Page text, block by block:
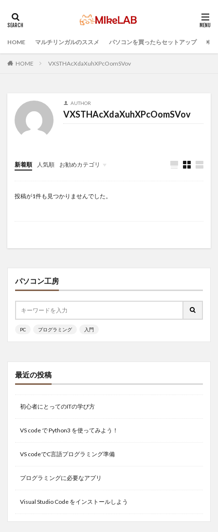
HOME マルチリンガルのススメ パソコンを買ったらセットアップ プ
HOME VXSTHAcXdaXuhXPcOomSVov
AUTHOR
VXSTHAcXdaXuhXPcOomSVov
新着順 人気順 お勧めカテゴリ
Infomation
投稿が1件も見つかりませんでした。
パソコン工房
PC プログラミング 入門
最近の投稿
初心者にとってのITの学び方
VS code で Python3 を使ってみよう！
VS codeでC言語プログラミング準備
プログラミングに必要なアプリ
Visual Studio Code をインストールしよう
タグ
Visual Studio Code LAN IDE
ブラインドタッチ
セキュリティ対策ソフト